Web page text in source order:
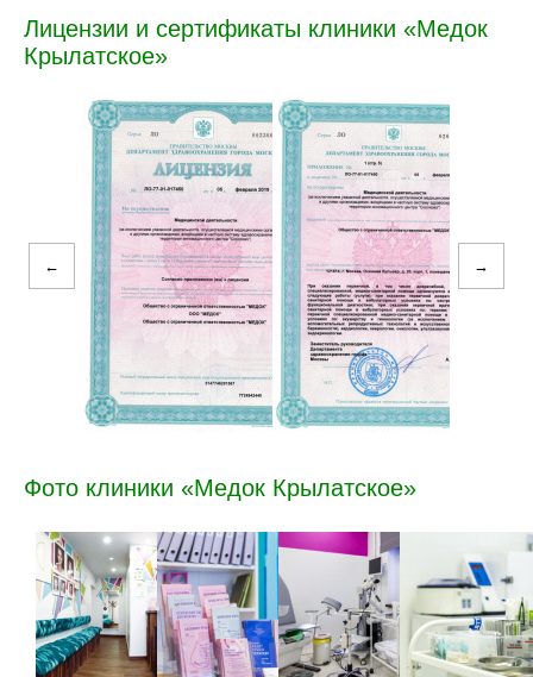
Лицензии и сертификаты клиники «Медок
Крылатское»
← →
Фото клиники «Медок Крылатское»